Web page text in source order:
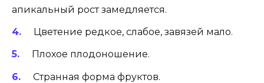
апикальный рост замедляется.
Цветение редкое, слабое, завязей мало.
Плохое плодоношение.
Странная форма фруктов.